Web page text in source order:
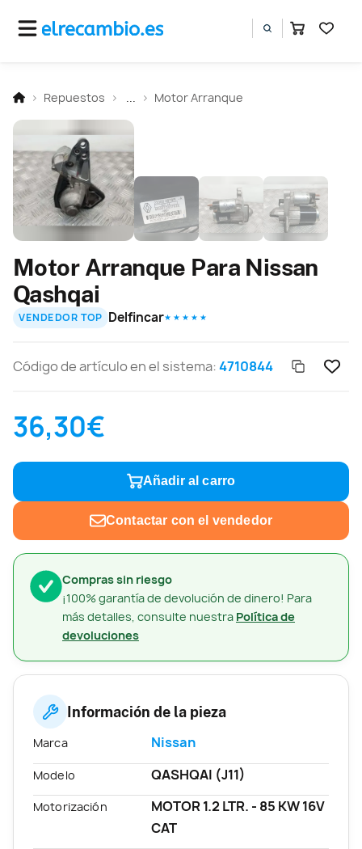
Repuestos Motor Arranque
Compras sin riesgo
¡100% garantía de devolución de dinero! Para
más detalles, consulte nuestra Política de
devoluciones
Motor Arranque Para Nissan
Qashqai
VENDEDOR TOP Delfincar★ ★ ★ ★ ★
Código de artículo en el sistema:4710844
36,30€
Añadir al carro
Contactar con el vendedor
Información de la pieza
Marca Nissan
Modelo QASHQAI (J11)
Motorización
MOTOR 1.2 LTR. - 85 KW 16V
CAT